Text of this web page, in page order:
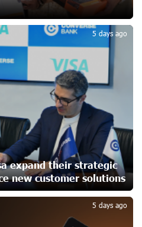
of 10 kW Solar Plant in
25 days ago
to Italy
Day in Vanadzor: IDBank
28 days ago
Khachaturian’s Violin Concerto
of the Madeira Classical
expand their strategic
new customer solutions
5 days ago
5 days ago